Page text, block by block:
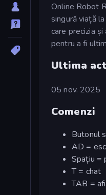
Online Robot
singură viață
care precizia
pentru a fi
Ultima
05 nov. 2025
Comenzi
Butonul
AD =
Spațiu =
T = chat
TAB =